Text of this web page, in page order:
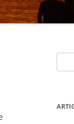
DE
e
h